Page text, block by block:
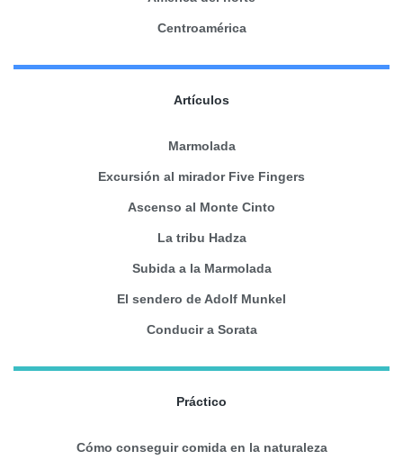
Centroamérica
Artículos
Marmolada
Excursión al mirador Five Fingers
Ascenso al Monte Cinto
La tribu Hadza
Subida a la Marmolada
El sendero de Adolf Munkel
Conducir a Sorata
Práctico
Cómo conseguir comida en la naturaleza